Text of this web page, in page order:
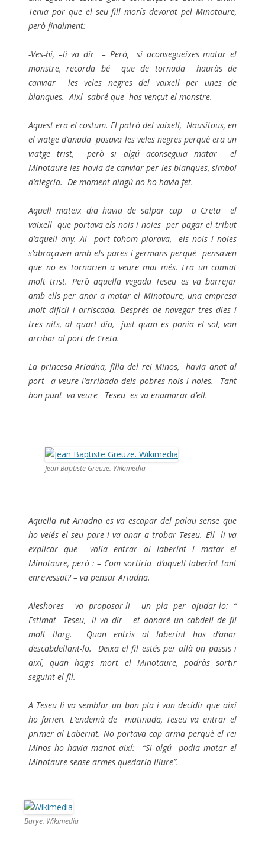
Tenia por que el seu fill morís devorat pel Minotaure,
però finalment:
-Ves-hi, –li va dir – Però, si aconsegueixes matar el
monstre, recorda bé que de tornada hauràs de
canviar les veles negres del vaixell per unes de
blanques. Així sabré que has vençut el monstre.
Aquest era el costum. El patró del vaixell, Nausítous, en
el viatge d’anada posava les veles negres perquè era un
viatge trist, però si algú aconseguia matar el
Minotaure les havia de canviar per les blanques, símbol
d’alegria. De moment ningú no ho havia fet.
Aquell mateix dia havia de salpar cap a Creta el
vaixell que portava els nois i noies per pagar el tribut
d’aquell any.Al port tohom plorava, els nois i noies
s’abraçaven amb els pares i germans perquè pensaven
que no es tornarien a veure mai més. Era un comiat
molt trist. Però aquella vegada Teseu es va barrejar
amb ells per anar a matar el Minotaure, una empresa
molt difícil i arriscada. Després de navegar tres dies i
tres nits, al quart dia, just quan es ponia el sol, van
arribar al port de Creta.
La princesa Ariadna, filla del rei Minos, havia anat al
port a veure l’arribada dels pobres nois i noies. Tant
bon punt va veure Teseu es va enamorar d’ell.
Jean Baptiste Greuze. Wikimedia
Aquella nit Ariadna es va escapar del palau sense que
ho veiés el seu pare i va anar a trobar Teseu. Ell li va
explicar que volia entrar al laberint i matar el
Minotaure, però : – Com sortiria d’aquell laberint tant
enrevessat? – va pensar Ariadna.
Aleshores va proposar-li un pla per ajudar-lo: “
Estimat Teseu,- li va dir – et donaré un cabdell de fil
molt llarg. Quan entris al laberint has d’anar
descabdellant-lo. Deixa el fil estés per allà on passis i
així, quan hagis mort el Minotaure, podràs sortir
seguint el fil.
A Teseu li va semblar un bon pla i van decidir que així
ho farien. L’endemà de matinada, Teseu va entrar el
primer al Laberint. No portava cap arma perquè el rei
Minos ho havia manat així: “Si algú podia matar el
Minotaure sense armes quedaria lliure”.
Barye. Wikimedia